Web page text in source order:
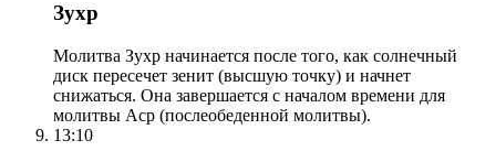
Зухр
Молитва Зухр начинается после того, как солнечный
диск пересечет зенит (высшую точку) и начнет
снижаться. Она завершается с началом времени для
молитвы Аср (послеобеденной молитвы).
13:10